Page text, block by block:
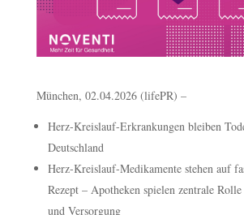
München, 02.04.2026 (lifePR) –
Herz-Kreislauf-Erkrankungen bleiben
Deutschland
Herz-Kreislauf-Medikamente stehen auf
Rezept – Apotheken spielen zentrale
und Versorgung